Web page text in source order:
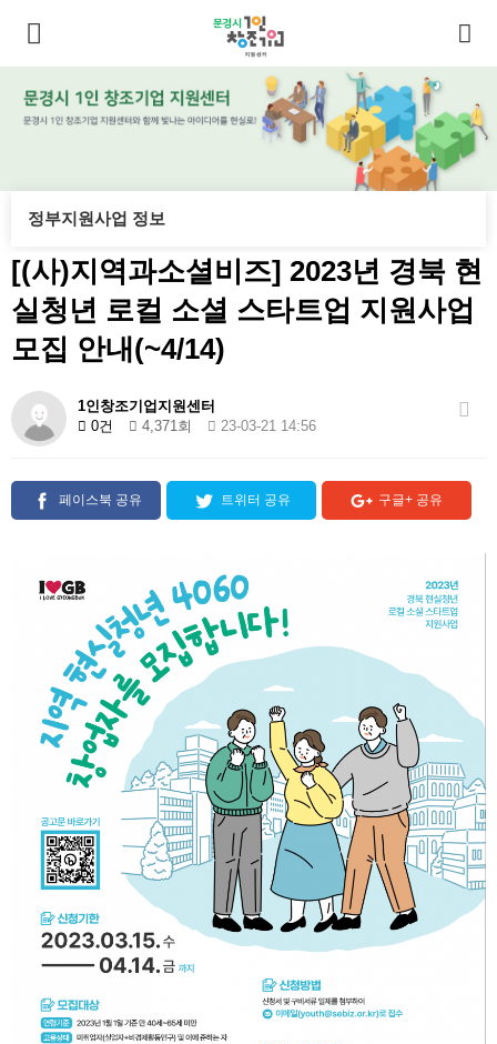
정부지원사업 정보
[(사)지역과소셜비즈] 2023년 경북 현
실청년 로컬 소셜 스타트업 지원사업
모집 안내(~4/14)
1인창조기업지원센터
0건
4,371회 23-03-21 14:56
페이스북 공유 트위터 공유 구글+ 공유